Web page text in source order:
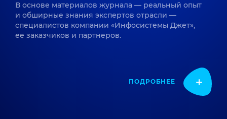
В основе материалов журнала — реальный опыт
и обширные знания экспертов отрасли —
специалистов компании «Инфосистемы Джет»,
ее заказчиков и партнеров.
ПОДРОБНЕЕ